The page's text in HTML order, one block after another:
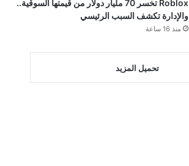
Roblox تخسر 70 مليار دولار من قيمتها السوقية..
والإدارة تكشف السبب الرئيسي
منذ 16 ساعة
تحميل المزيد